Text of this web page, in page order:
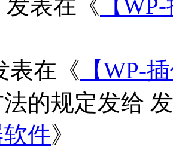
发表在《 【
表在《 【WP-
的规定发给
件》